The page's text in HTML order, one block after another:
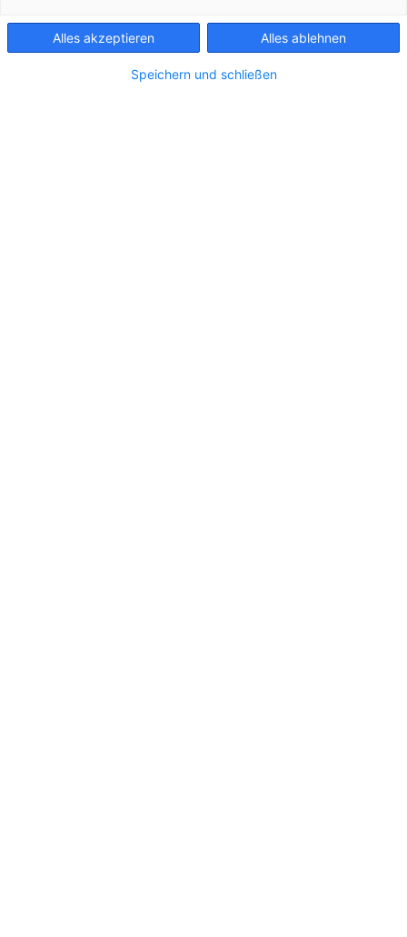
Alles akzeptieren Alles ablehnen
Speichern und schließen